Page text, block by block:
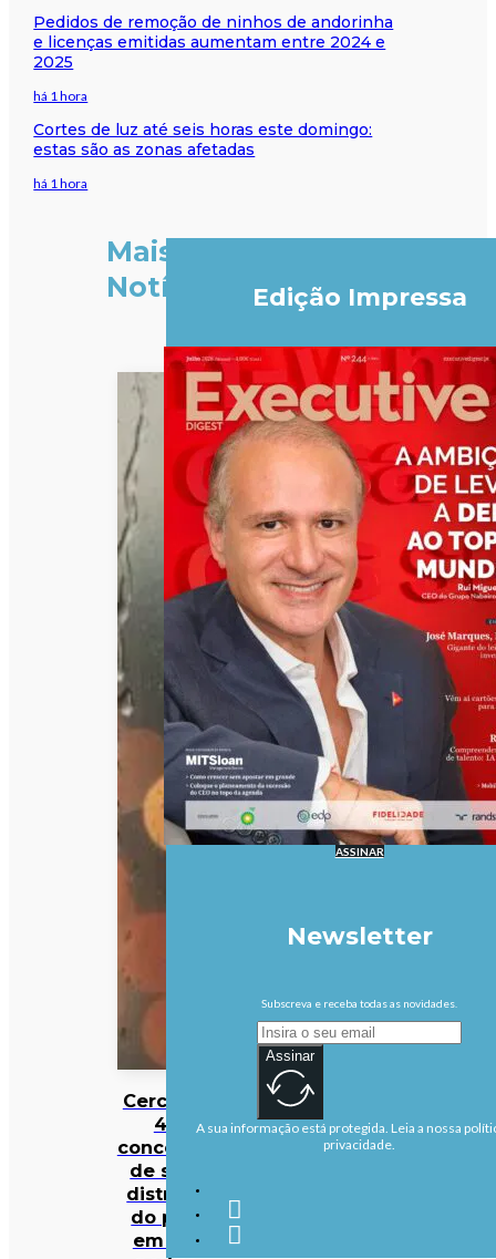
Pedidos de remoção de ninhos de andorinha
e licenças emitidas aumentam entre 2024 e
2025
há 1 hora
Cortes de luz até seis horas este domingo:
estas são as zonas afetadas
há 1 hora
Mais
Notícias
Cerca de
40
concelhos
de sete
distritos
do país
em em
Edição Impressa
ASSINAR
Newsletter
Subscreva e receba todas as novidades.
Assinar
A sua informação está protegida. Leia a nossa
privacidade.